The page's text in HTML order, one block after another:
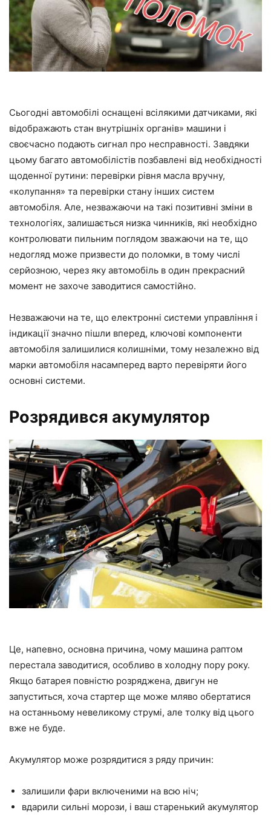
Сьогодні автомобілі оснащені всілякими датчиками, які
відображають стан внутрішніх органів» машини і
своєчасно подають сигнал про несправності. Завдяки
цьому багато автомобілістів позбавлені від необхідності
щоденної рутини: перевірки рівня масла вручну,
«колупання» та перевірки стану інших систем
автомобіля. Але, незважаючи на такі позитивні зміни в
технологіях, залишається низка чинників, які необхідно
контролювати пильним поглядом зважаючи на те, що
недогляд може призвести до поломки, в тому числі
серйозною, через яку автомобіль в один прекрасний
момент не захоче заводитися самостійно.
Незважаючи на те, що електронні системи управління і
індикації значно пішли вперед, ключові компоненти
автомобіля залишилися колишніми, тому незалежно від
марки автомобіля насамперед варто перевіряти його
основні системи.
Розрядився акумулятор
Це, напевно, основна причина, чому машина раптом
перестала заводитися, особливо в холодну пору року.
Якщо батарея повністю розряджена, двигун не
запуститься, хоча стартер ще може мляво обертатися
на останньому невеликому струмі, але толку від цього
вже не буде.
Акумулятор може розрядитися з ряду причин:
залишили фари включеними на всю ніч;
вдарили сильні морози, і ваш старенький акумулятор